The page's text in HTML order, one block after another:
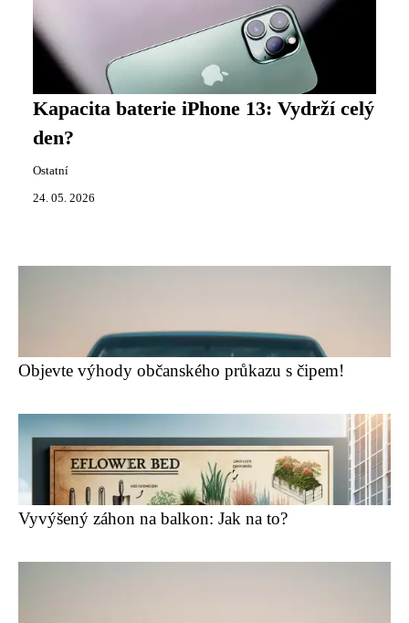
Kapacita baterie iPhone 13: Vydrží celý
den?
Ostatní
24. 05. 2026
Objevte výhody občanského průkazu s čipem!
Vyvýšený záhon na balkon: Jak na to?